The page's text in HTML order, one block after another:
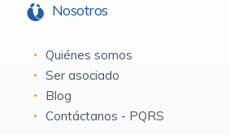
Nosotros
Quiénes somos
Ser asociado
Blog
Contáctanos - PQRS